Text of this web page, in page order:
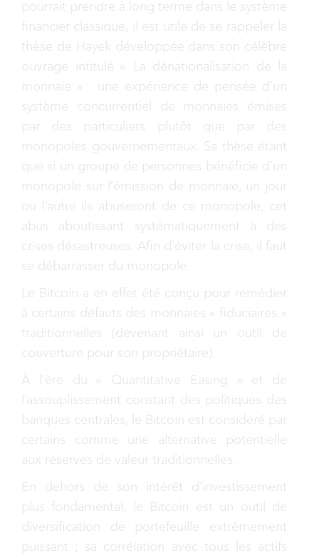
pourrait prendre à long terme dans le système
financier classique, il est utile de se rappeler la
thèse de Hayek développée dans son célèbre
ouvrage intitulé « La dénationalisation de la
monnaie » : une expérience de pensée d’un
système concurrentiel de monnaies émises
par des particuliers plutôt que par des
monopoles gouvernementaux. Sa thèse étant
que si un groupe de personnes bénéficie d’un
monopole sur l’émission de monnaie, un jour
ou l’autre ils abuseront de ce monopole, cet
abus aboutissant systématiquement à des
crises désastreuses. Afin d’éviter la crise, il faut
se débarrasser du monopole.
Le Bitcoin a en effet été conçu pour remédier
à certains défauts des monnaies « fiduciaires »
traditionnelles (devenant ainsi un outil de
couverture pour son propriétaire).
À l’ère du « Quantitative Easing » et de
l’assouplissement constant des politiques des
banques centrales, le Bitcoin est considéré par
certains comme une alternative potentielle
aux réserves de valeur traditionnelles.
En dehors de son intérêt d’investissement
plus fondamental, le Bitcoin est un outil de
diversification de portefeuille extrêmement
puissant ; sa corrélation avec tous les actifs